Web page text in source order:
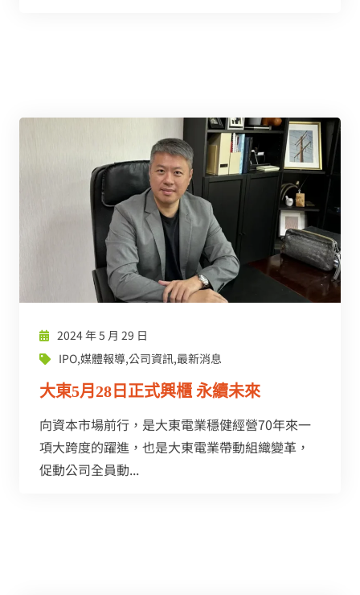
2024 年 5 月 29 日
IPO,媒體報導,公司資訊,最新消息
大東5月28日正式興櫃 永續未來
向資本市場前行，是大東電業穩健經營70年來一
項大跨度的躍進，也是大東電業帶動組織變革，
促動公司全員動...